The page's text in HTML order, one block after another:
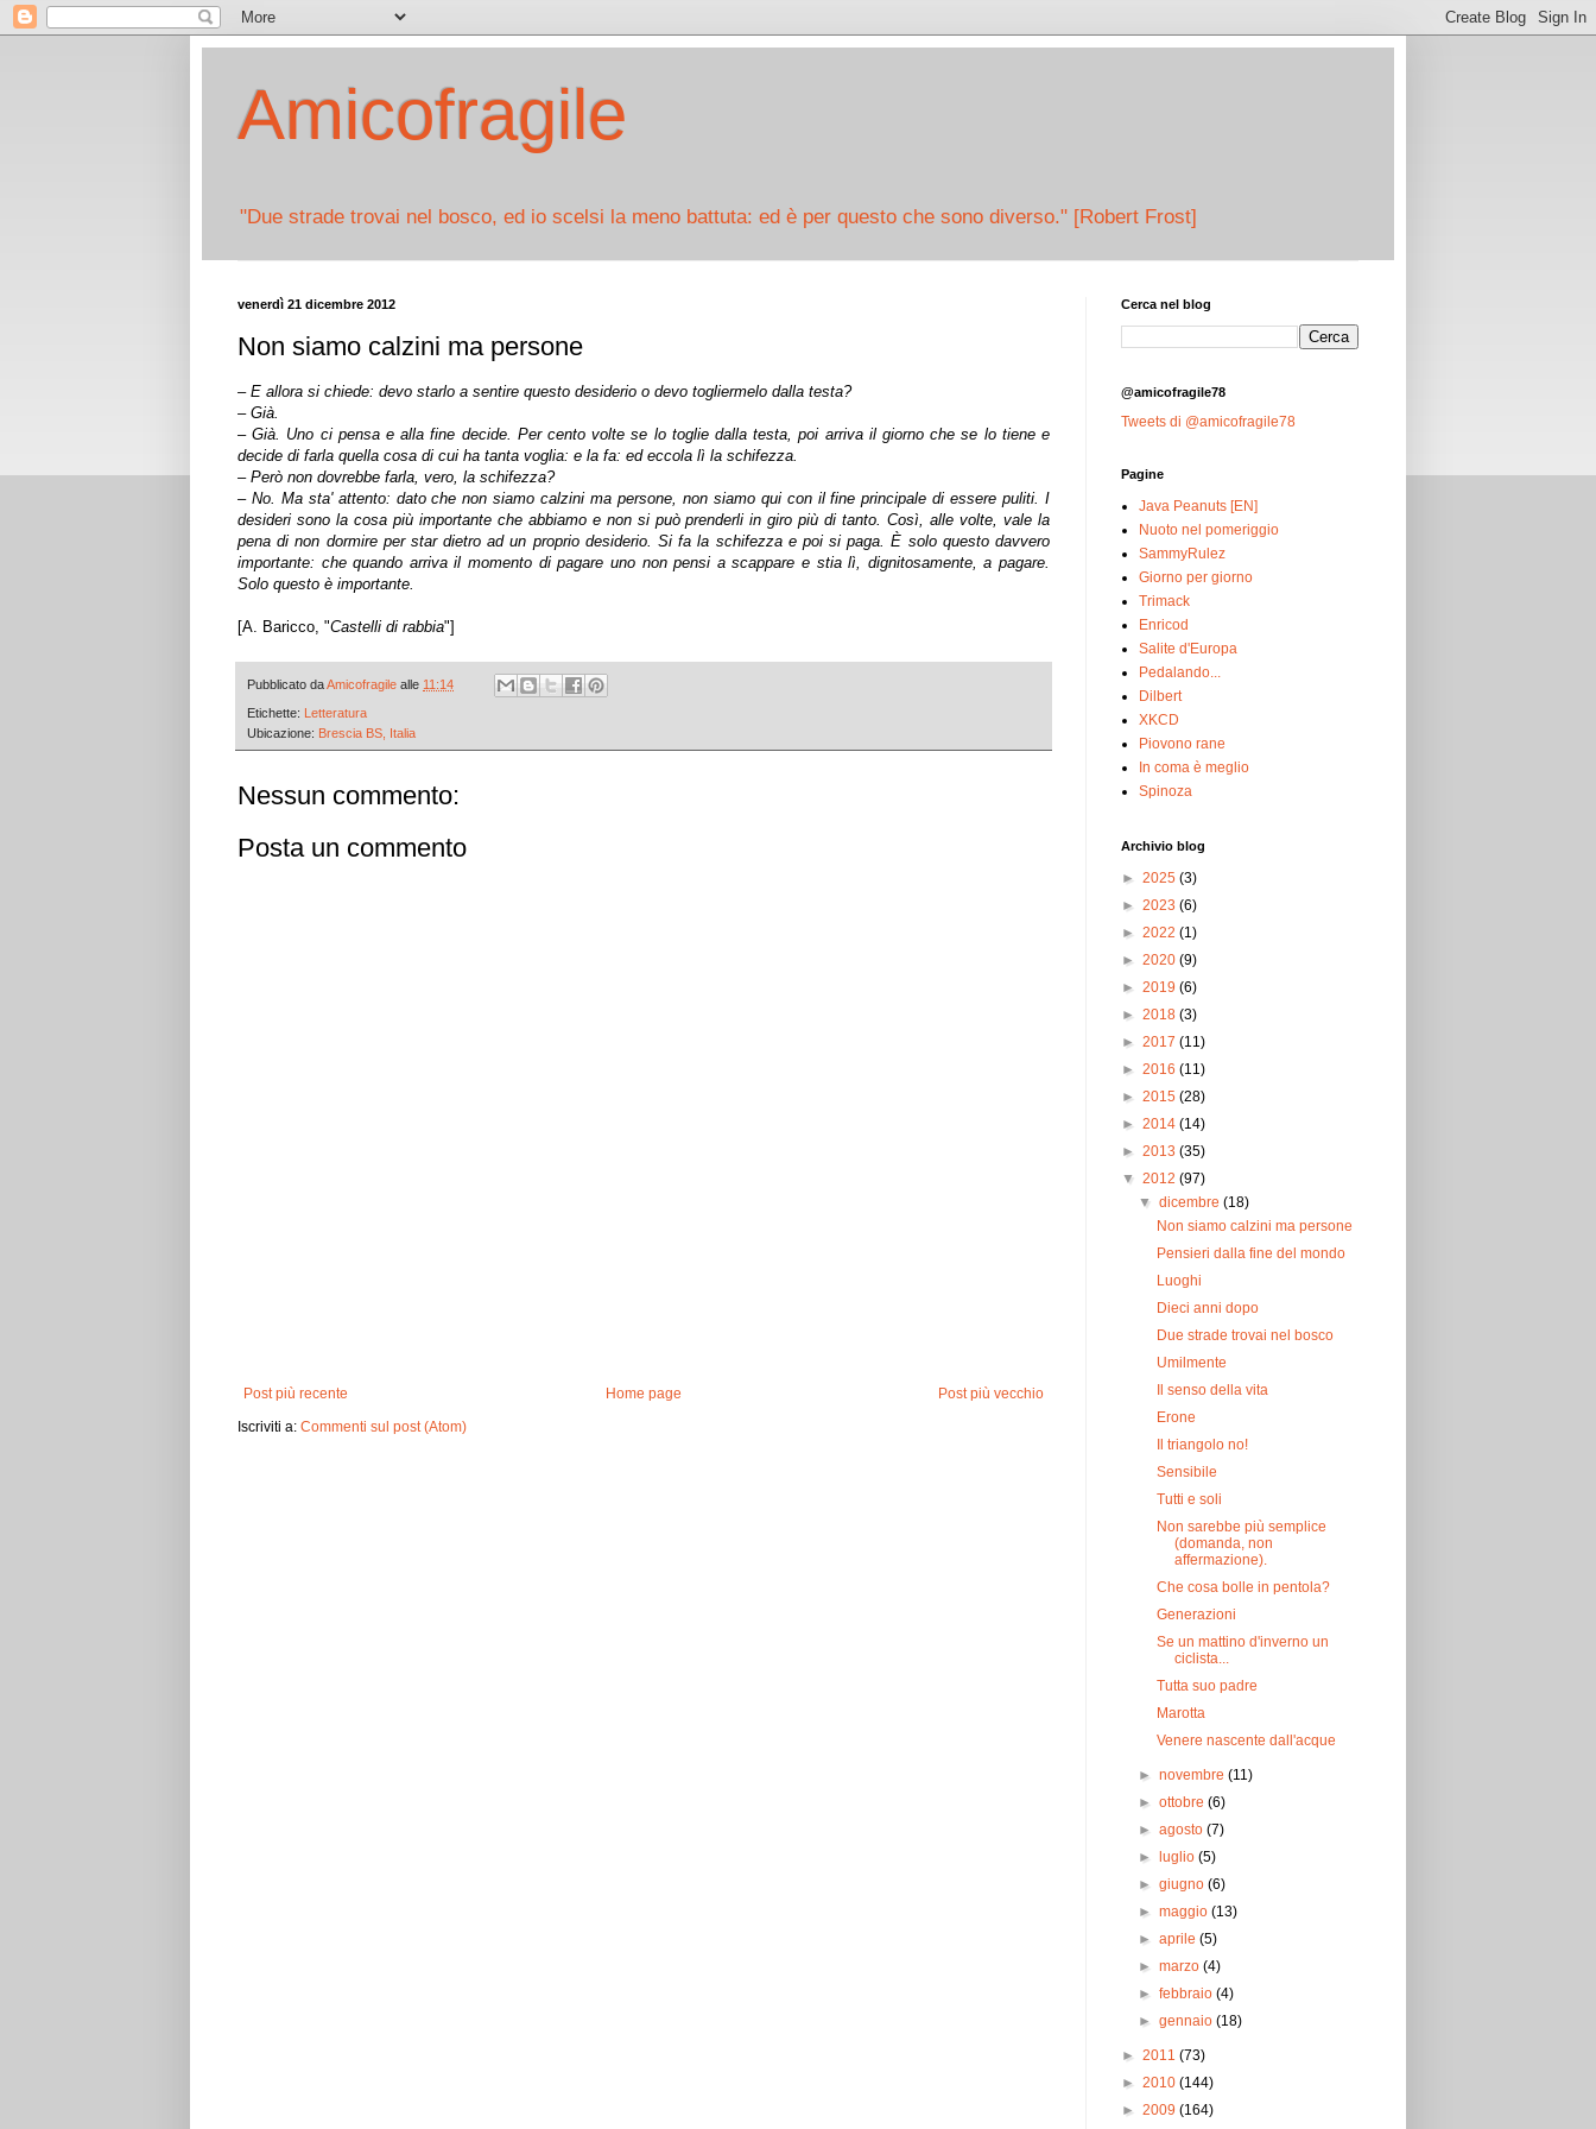
Amicofragile
"Due strade trovai nel bosco, ed io scelsi la meno battuta: ed è per questo che sono diverso." [Robert Frost]
venerdì 21 dicembre 2012
Non siamo calzini ma persone
– E allora si chiede: devo starlo a sentire questo desiderio o devo togliermelo dalla testa?
– Già.
– Già. Uno ci pensa e alla fine decide. Per cento volte se lo toglie dalla testa, poi arriva il giorno che se lo tiene e
decide di farla quella cosa di cui ha tanta voglia: e la fa: ed eccola lì la schifezza.
– Però non dovrebbe farla, vero, la schifezza?
– No. Ma sta' attento: dato che non siamo calzini ma persone, non siamo qui con il fine principale di essere puliti. I
desideri sono la cosa più importante che abbiamo e non si può prenderli in giro più di tanto. Così, alle volte, vale la
pena di non dormire per star dietro ad un proprio desiderio. Si fa la schifezza e poi si paga. È solo questo davvero
importante: che quando arriva il momento di pagare uno non pensi a scappare e stia lì, dignitosamente, a pagare.
Solo questo è importante.
[A. Baricco, "Castelli di rabbia"]
Pubblicato daAmicofragile alle 11:14
Etichette: Letteratura
Ubicazione: Brescia BS, Italia
Nessun commento:
Posta un commento
Post più recente Post più vecchio
Home page
Iscriviti a: Commenti sul post (Atom)
Cerca nel blog
@amicofragile78
Tweets di @amicofragile78
Pagine
Java Peanuts [EN]
Nuoto nel pomeriggio
SammyRulez
Giorno per giorno
Trimack
Enricod
Salite d'Europa
Pedalando...
Dilbert
XKCD
Piovono rane
In coma è meglio
Spinoza
Archivio blog
► 2025 (3)
► 2023 (6)
► 2022 (1)
► 2020 (9)
► 2019 (6)
► 2018 (3)
► 2017 (11)
► 2016 (11)
► 2015 (28)
► 2014 (14)
► 2013 (35)
▼ 2012 (97)
▼dicembre(18)
Non siamo calzini ma persone
Pensieri dalla fine del mondo
Luoghi
Dieci anni dopo
Due strade trovai nel bosco
Umilmente
Il senso della vita
Erone
Il triangolo no!
Sensibile
Tutti e soli
Non sarebbe più semplice
(domanda, non
affermazione).
Che cosa bolle in pentola?
Generazioni
Se un mattino d'inverno un
ciclista...
Tutta suo padre
Marotta
Venere nascente dall'acque
►novembre(11)
►ottobre(6)
►agosto(7)
►
luglio(5)
►giugno(6)
►maggio(13)
►aprile(5)
►marzo(4)
►febbraio(4)
►gennaio(18)
► 2011 (73)
► 2010 (144)
► 2009 (164)